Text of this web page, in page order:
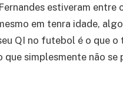
estiveram entre
em tenra idade,
QI no futebol é o que
simplesmente não se